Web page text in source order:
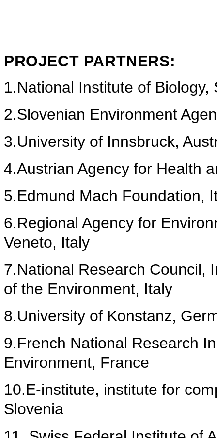
PROJECT PARTNERS:
1.National Institute of Biology,
2.Slovenian Environment
3.University of Innsbruck,
4.Austrian Agency for Health
5.Edmund Mach Foundation,
6.Regional Agency for
Veneto, Italy
7.National Research Council,
of the Environment, Italy
8.University of Konstanz,
9.French National Research
Environment, France
10.E-institute, institute for
Slovenia